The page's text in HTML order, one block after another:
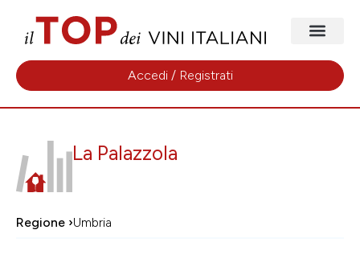
Accedi / Registrati
La Palazzola
Regione ›Umbria